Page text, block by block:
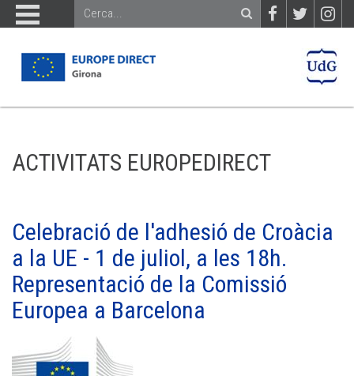
ACTIVITATS EUROPEDIRECT
Celebració de l'adhesió de Croàcia
a la UE - 1 de juliol, a les 18h.
Representació de la Comissió
Europea a Barcelona